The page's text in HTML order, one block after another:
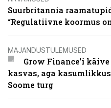
Suurbritannia
“Regulatiivne koormus
MAJANDUSTULEMUSED
Grow Finance’i
kasvas, aga
Soome turg